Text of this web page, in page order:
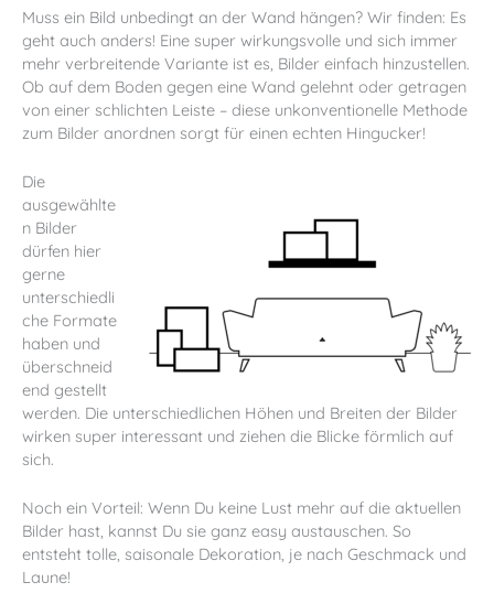
Muss ein Bild unbedingt an der Wand hängen? Wir finden: Es
geht auch anders! Eine super wirkungsvolle und sich immer
mehr verbreitende Variante ist es, Bilder einfach hinzustellen.
Ob auf dem Boden gegen eine Wand gelehnt oder getragen
von einer schlichten Leiste – diese unkonventionelle Methode
zum Bilder anordnen sorgt für einen echten Hingucker!
Die
ausgewählte
n Bilder
dürfen hier
gerne
unterschiedli
che Formate
haben und
überschneid
end gestellt
werden. Die unterschiedlichen Höhen und Breiten der Bilder
wirken super interessant und ziehen die Blicke förmlich auf
sich.
Noch ein Vorteil: Wenn Du keine Lust mehr auf die aktuellen
Bilder hast, kannst Du sie ganz easy austauschen. So
entsteht tolle, saisonale Dekoration, je nach Geschmack und
Laune!